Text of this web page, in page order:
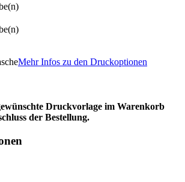
Mehr Infos zu den Druckoptionen
Druckvorlage im Warenkorb
der Bestellung.